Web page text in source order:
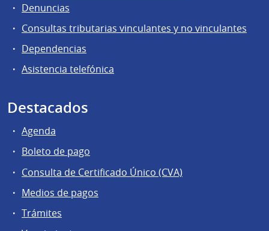
Denuncias
Consultas tributarias vinculantes y no vinculantes
Dependencias
Asistencia telefónica
Destacados
Agenda
Boleto de pago
Consulta de Certificado Único (CVA)
Medios de pagos
Trámites